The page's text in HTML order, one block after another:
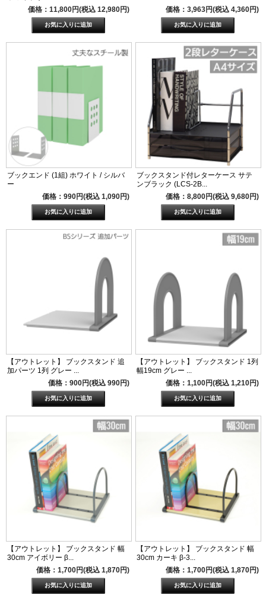
価格：11,800円(税込 12,980円)
価格：3,963円(税込 4,360円)
ブックエンド (1組) ホワイト / シルバ
ー
価格：990円(税込 1,090円)
ブックスタンド付レターケース サテ
ンブラック (LCS-2B...
価格：8,800円(税込 9,680円)
【アウトレット】 ブックスタンド 追
加パーツ 1列 グレー ...
価格：900円(税込 990円)
【アウトレット】 ブックスタンド 1列
幅19cm グレー ...
価格：1,100円(税込 1,210円)
【アウトレット】 ブックスタンド 幅
30cm アイボリー β...
価格：1,700円(税込 1,870円)
【アウトレット】 ブックスタンド 幅
30cm カーキ β-3...
価格：1,700円(税込 1,870円)